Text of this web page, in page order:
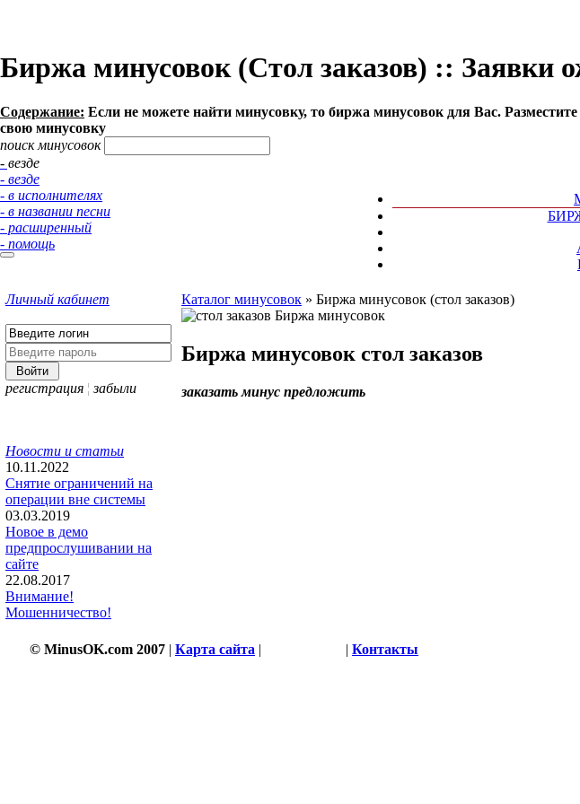
Биржа минусовок (Стол заказов) :: Заявки
Содержание: Если не можете найти минусовку, то биржа минусовок для Вас.
свою минусовку
поиск минусовок
- везде
- везде
- в исполнителях
- в названии песни
- расширенный
- помощь
Личный кабинет
регистрация ¦ забыли
Новости и статьи
10.11.2022
Снятие ограничений на
операции вне системы
03.03.2019
Новое в демо
предпрослушивании на
сайте
22.08.2017
Внимание!
Мошенничество!
Каталог минусовок » Биржа минусовок (стол заказов)
Биржа минусовок стол заказов
заказать минус предложить
© MinusOK.com 2007 | Карта сайта | | Контакты